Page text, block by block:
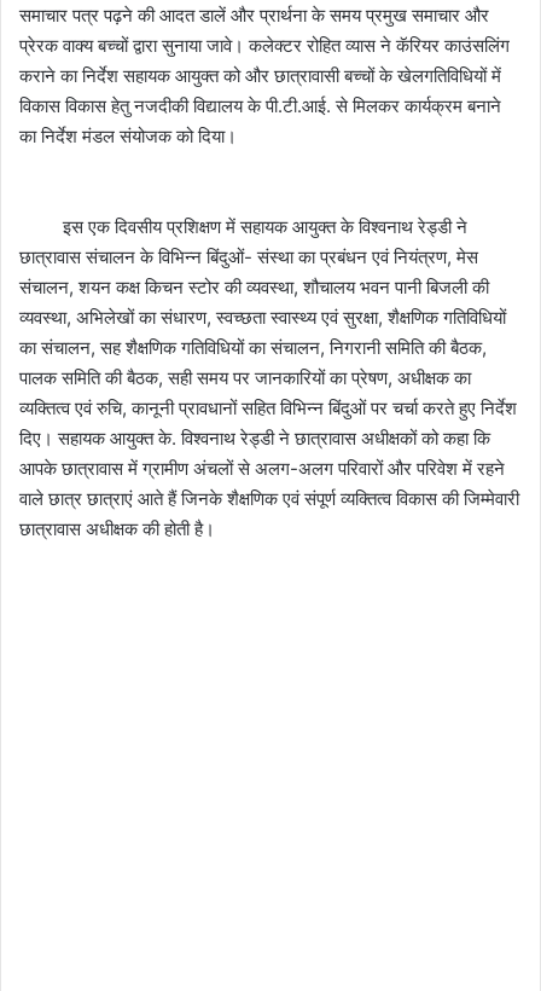
समाचार पत्र पढ़ने की आदत डालें और प्रार्थना के समय प्रमुख समाचार और
प्रेरक वाक्य बच्चों द्वारा सुनाया जावे। कलेक्टर रोहित व्यास ने कॅरियर काउंसलिंग
कराने का निर्देश सहायक आयुक्त को और छात्रावासी बच्चों के खेलगतिविधियों में
विकास विकास हेतु नजदीकी विद्यालय के पी.टी.आई. से मिलकर कार्यक्रम बनाने
का निर्देश मंडल संयोजक को दिया।
इस एक दिवसीय प्रशिक्षण में सहायक आयुक्त के विश्वनाथ रेड्डी ने
छात्रावास संचालन के विभिन्न बिंदुओं- संस्था का प्रबंधन एवं नियंत्रण, मेस
संचालन, शयन कक्ष किचन स्टोर की व्यवस्था, शौचालय भवन पानी बिजली की
व्यवस्था, अभिलेखों का संधारण, स्वच्छता स्वास्थ्य एवं सुरक्षा, शैक्षणिक गतिविधियों
का संचालन, सह शैक्षणिक गतिविधियों का संचालन, निगरानी समिति की बैठक,
पालक समिति की बैठक, सही समय पर जानकारियों का प्रेषण, अधीक्षक का
व्यक्तित्व एवं रुचि, कानूनी प्रावधानों सहित विभिन्न बिंदुओं पर चर्चा करते हुए निर्देश
दिए। सहायक आयुक्त के. विश्वनाथ रेड्डी ने छात्रावास अधीक्षकों को कहा कि
आपके छात्रावास में ग्रामीण अंचलों से अलग-अलग परिवारों और परिवेश में रहने
वाले छात्र छात्राएं आते हैं जिनके शैक्षणिक एवं संपूर्ण व्यक्तित्व विकास की जिम्मेवारी
छात्रावास अधीक्षक की होती है।